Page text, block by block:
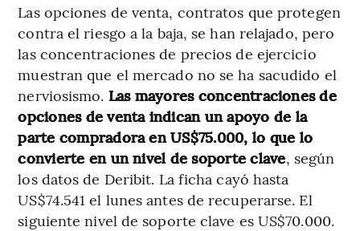
Las opciones de venta, contratos que protegen
contra el riesgo a la baja, se han relajado, pero
las concentraciones de precios de ejercicio
muestran que el mercado no se ha sacudido el
nerviosismo. Las mayores concentraciones de
opciones de venta indican un apoyo de la
parte compradora en US$75.000, lo que lo
convierte en un nivel de soporte clave, según
los datos de Deribit. La ficha cayó hasta
US$74.541 el lunes antes de recuperarse. El
siguiente nivel de soporte clave es US$70.000.